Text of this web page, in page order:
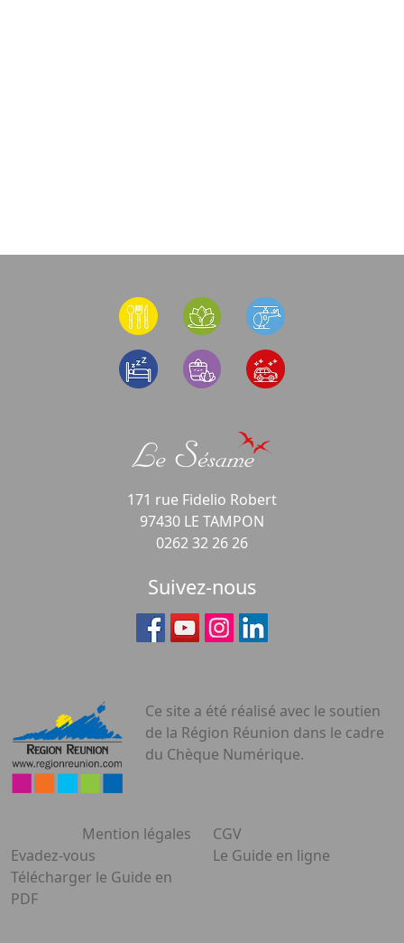
171 rue Fidelio Robert
97430 LE TAMPON
0262 32 26 26
Suivez-nous
Ce site a été réalisé avec le soutien
de la Région Réunion dans le cadre
du Chèque Numérique.
Mention légales
CGV
Evadez-vous
Le Guide en ligne
Télécharger le Guide en
PDF